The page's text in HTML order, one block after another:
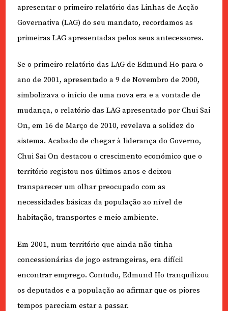
apresentar o primeiro relatório das Linhas de Acção
Governativa (LAG) do seu mandato, recordamos as
primeiras LAG apresentadas pelos seus antecessores.
Se o primeiro relatório das LAG de Edmund Ho para o
ano de 2001, apresentado a 9 de Novembro de 2000,
simbolizava o início de uma nova era e a vontade de
mudança, o relatório das LAG apresentado por Chui Sai
On, em 16 de Março de 2010, revelava a solidez do
sistema. Acabado de chegar à liderança do Governo,
Chui Sai On destacou o crescimento económico que o
território registou nos últimos anos e deixou
transparecer um olhar preocupado com as
necessidades básicas da população ao nível de
habitação, transportes e meio ambiente.
Em 2001, num território que ainda não tinha
concessionárias de jogo estrangeiras, era difícil
encontrar emprego. Contudo, Edmund Ho tranquilizou
os deputados e a população ao afirmar que os piores
tempos pareciam estar a passar.